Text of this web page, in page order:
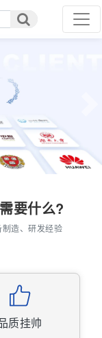
要什么?
造、研发经验
质挂帅